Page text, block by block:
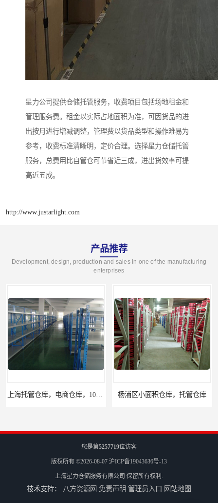
星力公司提供仓储托管服务，收费项目包括场地租金和
管理服务费。租金以实际占地面积为准，可因货品的进
出按月进行增减调整，管理费以货品类型和操作难易为
参考，收费标准清晰明，定价合理。选择星力仓储托管
服务，总费用比自管仓可节省近三成，进出货效率可提
高近五成。
http://www.justarlight.com
产品推荐
Development, design, production and sales in one of the manufacturing
enterprises
杨浦区小面积仓库，托管仓库
您是第5257719位访客
版权所有 ©2026-08-07 沪ICP备19043636号-13
上海星力仓储服务有限公司 保留所有权利.
技术支持： 八方资源网 免责声明 管理员入口 网站地图